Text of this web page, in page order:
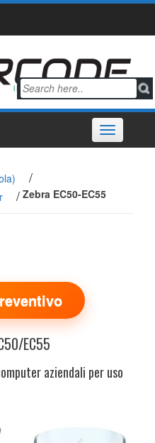
Toggle
navigation
/
/ Zebra EC50-EC55
EC55
aziendali per uso